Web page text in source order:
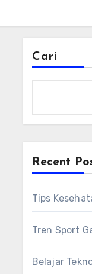
Cari
Recent
Tips
Tren Sport
Belajar